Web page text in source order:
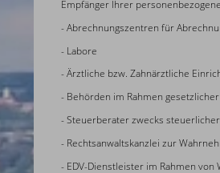
Empfänger Ihrer
- Abrechnungszentren für
- Labore
- Ärztliche bzw. Zahnärztliche
- Behörden im Rahmen
- Steuerberater zwecks
- Rechtsanwaltskanzlei zur
- EDV-Dienstleister im Rahmen von